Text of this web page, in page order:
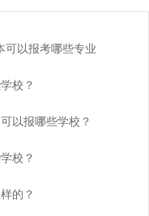
可以报考哪些专业
校？
以报哪些学校？
校？
的？